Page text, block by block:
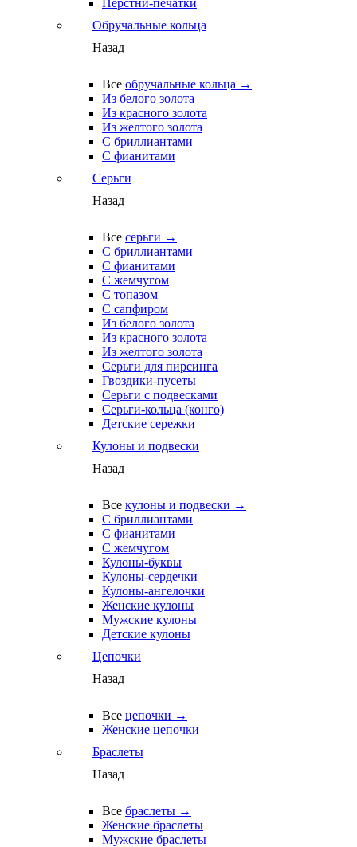
Перстни-печатки
Обручальные кольца
Назад
Все обручальные кольца →
Из белого золота
Из красного золота
Из желтого золота
С бриллиантами
С фианитами
Серьги
Назад
Все серьги →
С бриллиантами
С фианитами
С жемчугом
С топазом
С сапфиром
Из белого золота
Из красного золота
Из желтого золота
Серьги для пирсинга
Гвоздики-пусеты
Серьги с подвесками
Серьги-кольца (конго)
Детские сережки
Кулоны и подвески
Назад
Все кулоны и подвески →
С бриллиантами
С фианитами
С жемчугом
Кулоны-буквы
Кулоны-сердечки
Кулоны-ангелочки
Женские кулоны
Мужские кулоны
Детские кулоны
Цепочки
Назад
Все цепочки →
Женские цепочки
Браслеты
Назад
Все браслеты →
Женские браслеты
Мужские браслеты